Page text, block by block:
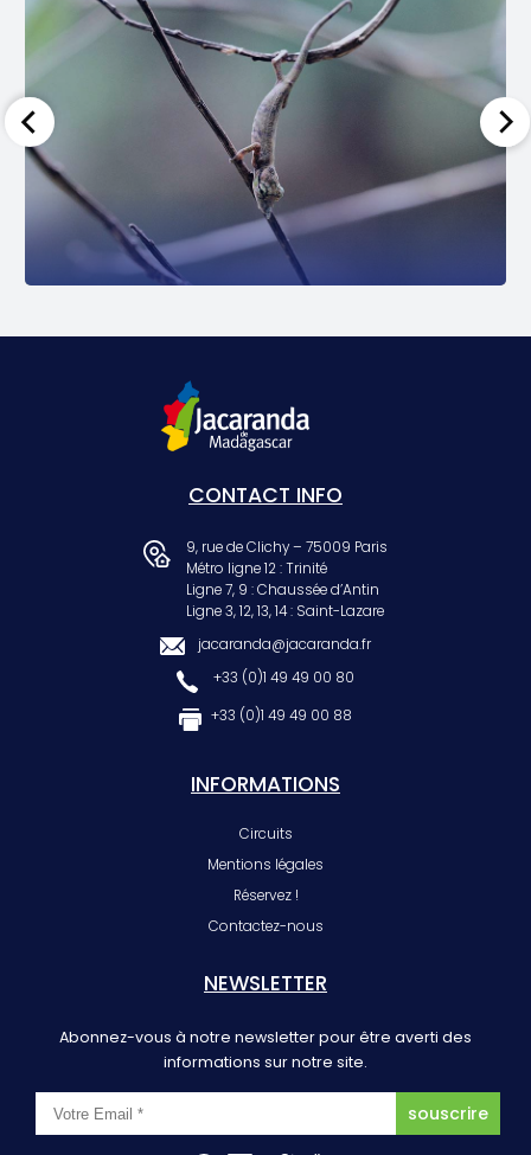
CONTACT INFO
9, rue de Clichy – 75009 Paris
Métro ligne 12 : Trinité
Ligne 7, 9 : Chaussée d’Antin
Ligne 3, 12, 13, 14 : Saint-Lazare
jacaranda@jacaranda.fr
+33 (0)1 49 49 00 80
+33 (0)1 49 49 00 88
INFORMATIONS
Circuits
Mentions légales
Réservez !
Contactez-nous
NEWSLETTER
Abonnez-vous à notre newsletter pour être averti des
informations sur notre site.